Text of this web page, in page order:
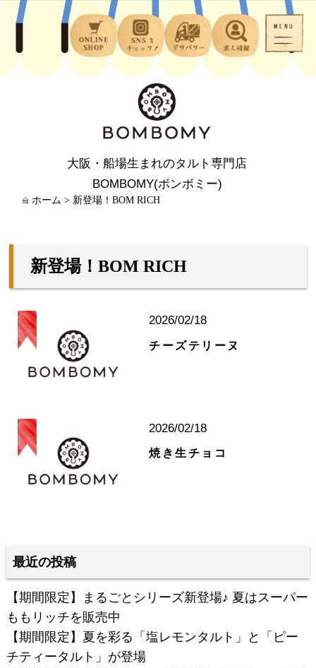
大阪・船場生まれのタルト専門店
BOMBOMY(ボンボミー)
ホーム > 新登場！BOM RICH
新登場！BOM RICH
2026/02/18
チーズテリーヌ
2026/02/18
焼き生チョコ
最近の投稿
【期間限定】まるごとシリーズ新登場♪ 夏はスーパー
ももリッチを販売中
【期間限定】夏を彩る「塩レモンタルト」と「ピー
チティータルト」が登場